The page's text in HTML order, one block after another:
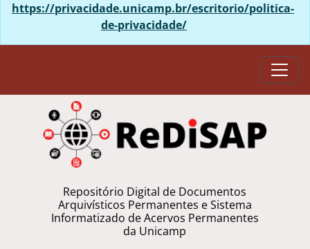
https://privacidade.unicamp.br/escritorio/politica-
de-privacidade/
Repositório Digital de Documentos
Arquivísticos Permanentes e Sistema
Informatizado de Acervos Permanentes
da Unicamp